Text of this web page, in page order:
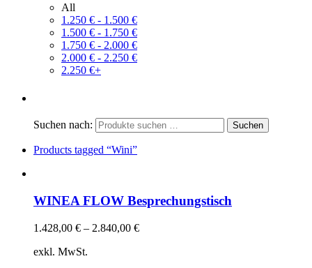
All
1.250 € - 1.500 €
1.500 € - 1.750 €
1.750 € - 2.000 €
2.000 € - 2.250 €
2.250 €+
Suchen nach:
Products tagged “Wini”
WINEA FLOW Besprechungstisch
1.428,00 € – 2.840,00 €
exkl. MwSt.